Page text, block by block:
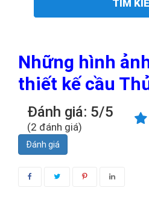
TÌM
Những hình
thiết kế cầu
Đánh giá: 5/5
(2 đánh giá)
Đánh giá